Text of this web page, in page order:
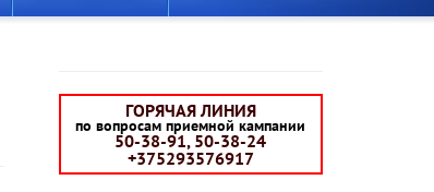
ГОРЯЧАЯ ЛИНИЯ
по вопросам приемной кампании
50-38-91, 50-38-24
+375293576917